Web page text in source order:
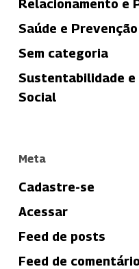
Relacionamento e
Saúde e Prevenção
Sem categoria
Sustentabilidade e
Social
Meta
Cadastre-se
Acessar
Feed de posts
Feed de